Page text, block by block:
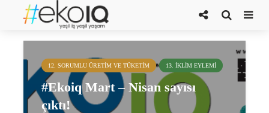
bisiklet festivali
12. SORUMLU ÜRETIM VE TÜKETIM 13. İKLIM EYLEMI
#Ekoiq Mart – Nisan sayısı
çıktı!